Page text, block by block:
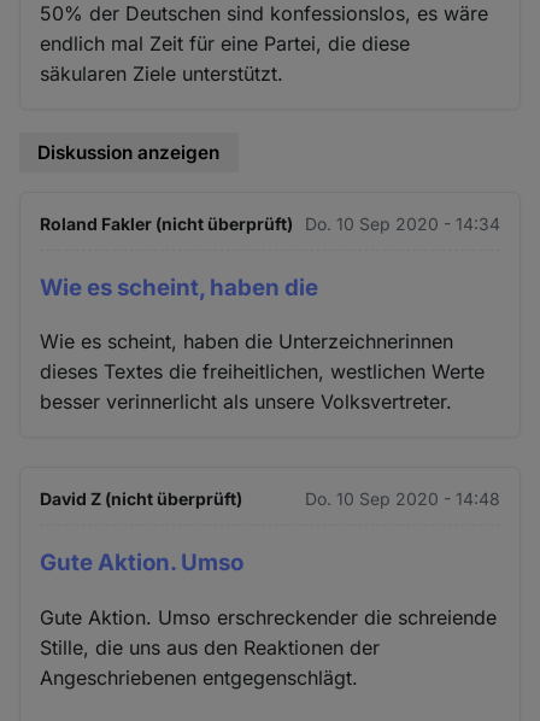
50% der Deutschen sind konfessionslos, es wäre
endlich mal Zeit für eine Partei, die diese
säkularen Ziele unterstützt.
Diskussion anzeigen
Roland Fakler (nicht überprüft) Do. 10 Sep 2020 - 14:34
Wie es scheint, haben die
Wie es scheint, haben die Unterzeichnerinnen
dieses Textes die freiheitlichen, westlichen Werte
besser verinnerlicht als unsere Volksvertreter.
David Z (nicht überprüft) Do. 10 Sep 2020 - 14:48
Gute Aktion. Umso
Gute Aktion. Umso erschreckender die schreiende
Stille, die uns aus den Reaktionen der
Angeschriebenen entgegenschlägt.